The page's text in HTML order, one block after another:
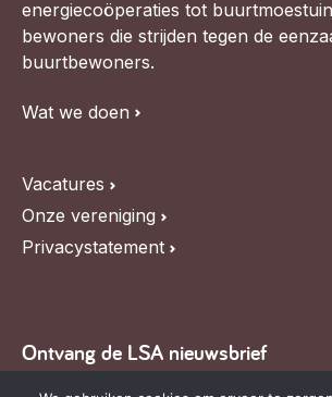
energiecoöperaties tot
bewoners die strijden tegen de
buurtbewoners.
Wat we doen
Vacatures
Onze vereniging
Privacystatement
Ontvang de LSA nieuwsbrief